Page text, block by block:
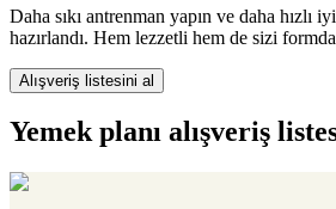
Daha sıkı antrenman yapın ve daha hızlı
hazırlandı. Hem lezzetli hem de sizi
Alışveriş listesini al
Yemek planı alışveriş